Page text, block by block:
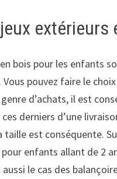
extérieurs
bois pour les enfants
pouvez faire le
d’achats, il est
derniers d’une
taille est conséquente.
enfants allant de 2
le cas des